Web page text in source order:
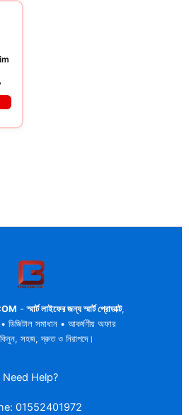
.
Current
-স্মার্ট লাইফের জন্য স্মার্ট প্রোডাক্ট,
ডিজিটাল সমাধান • আকর্ষণীয় অফার
সহজ, দ্রুত ও নিরাপদে।
Need Help?
01552401972